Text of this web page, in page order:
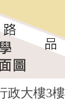
政大樓3樓